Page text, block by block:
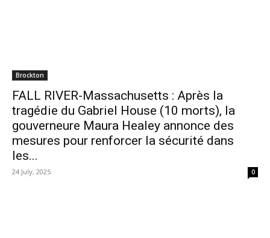
Brockton
FALL RIVER-Massachusetts : Après la
tragédie du Gabriel House (10 morts), la
gouverneure Maura Healey annonce des
mesures pour renforcer la sécurité dans
les...
24 July, 2025 0